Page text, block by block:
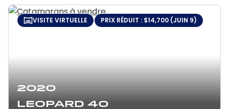
2020
Leopard 40
VISITE VIRTUELLE PRIX RÉDUIT : $14,700 (JUIN 9)